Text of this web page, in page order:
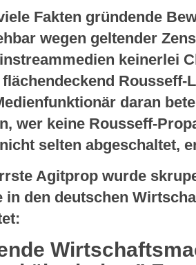
Fakten gründende
wegen geltender
keinerlei
Rousseff-
daran
wer keine Rousseff-
selten abgeschaltet,
Agitprop wurde
in den deutschen